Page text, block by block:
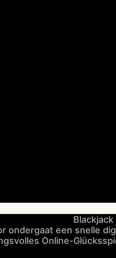
ondergaat een snelle
Online-